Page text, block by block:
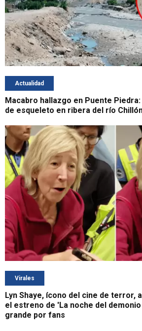
Actualidad
Macabro hallazgo en Puente
de esqueleto en ribera del río
Virales
Lyn Shaye, ícono del cine de terror,
el estreno de 'La noche del
grande por fans